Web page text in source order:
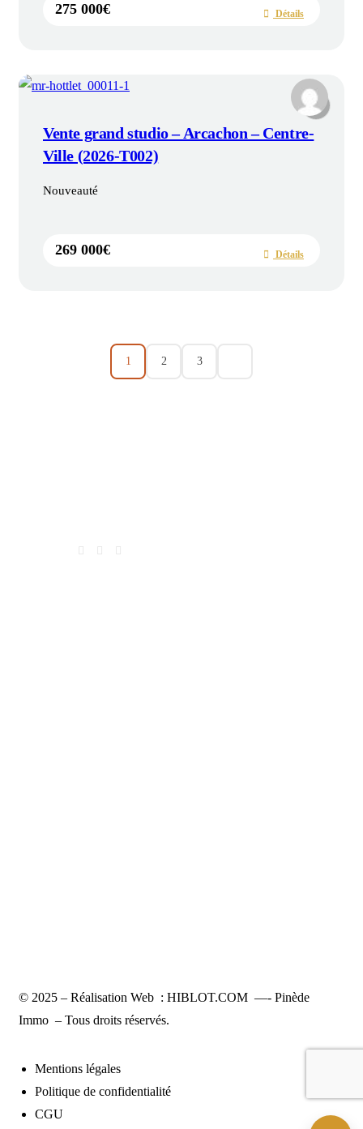
275 000€ Détails
Vente grand studio – Arcachon – Centre-
Ville (2026-T002)
Nouveauté
269 000€ Détails
1 2 3
© 2025 – Réalisation Web : HIBLOT.COM —- Pinède
Immo – Tous droits réservés.
Mentions légales
Politique de confidentialité
CGU